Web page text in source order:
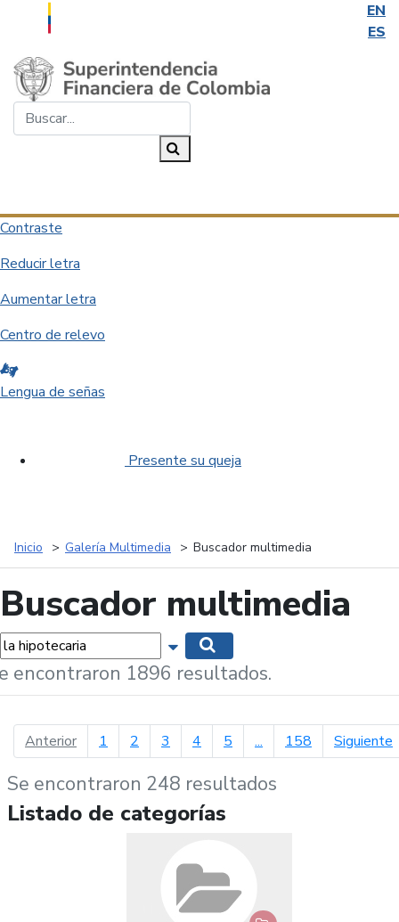
EN
ES
Saltar al contenido principal
Contraste
Reducir letra
Aumentar letra
Centro de relevo
Lengua de señas
Presente su queja
Inicio Galería Multimedia Buscador multimedia
Buscador multimedia
Mostrar opciones de búsqueda
encontraron 1896 resultados.
Anteriorpágina anterior
1 2 3 4 5 ... 158 Siguiente
Se encontraron 248 resultados
Listado de categorías